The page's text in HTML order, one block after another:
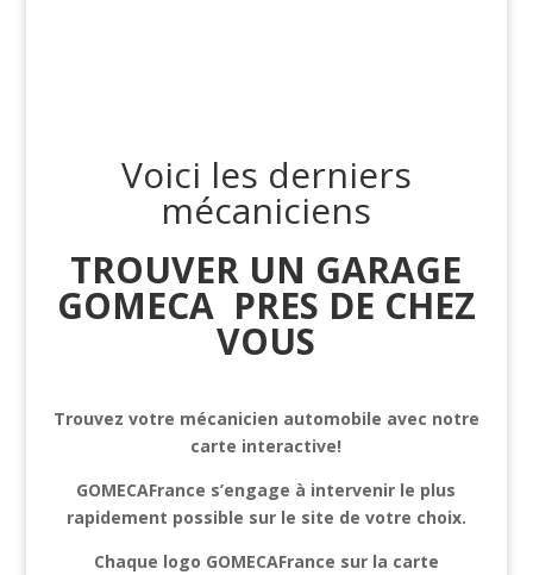
Voici les derniers
mécaniciens
TROUVER UN GARAGE
GOMECA PRES DE CHEZ
VOUS
Trouvez votre mécanicien automobile avec notre
carte interactive!
GOMECAFrance s’engage à intervenir le plus
rapidement possible sur le site de votre choix.
Chaque logo GOMECAFrance sur la carte